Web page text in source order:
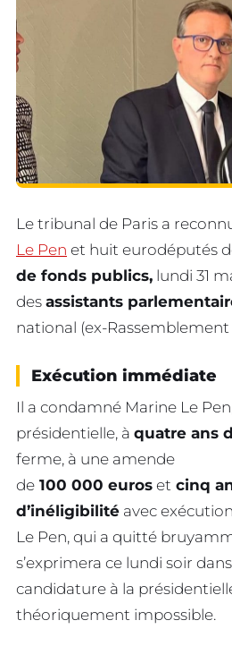
Le tribunal de Paris a
Le Pen et huit eurodéputés
de fonds publics, lundi 31
des assistants
national (ex-Rassemblement
Exécution immédiate
Il a condamné Marine Le
présidentielle, à quatre ans
ferme, à une amende
de 100 000 euros et cinq
d’inéligibilité avec
Le Pen, qui a quitté
s’exprimera ce lundi soir dans
candidature à la
théoriquement impossible.